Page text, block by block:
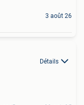
3 août 26
Détails